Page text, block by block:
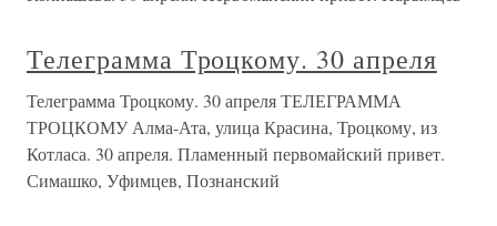
Телеграмма Троцкому. 30 апреля
Телеграмма Троцкому. 30 апреля ТЕЛЕГРАММА
ТРОЦКОМУ Алма-Ата, улица Красина, Троцкому, из
Котласа. 30 апреля. Пламенный первомайский привет.
Симашко, Уфимцев, Познанский